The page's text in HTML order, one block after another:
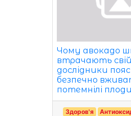
Чому авокадо
втрачають свій
дослідники
безпечно
потемнілі
Здоров'я